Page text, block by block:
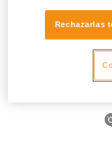
La longitud del
libertad de
Rechazarlas